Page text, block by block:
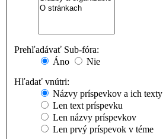
Prehľadávať Sub-fóra:
Áno
Nie
Hľadať vnútri:
Názvy príspevkov a ich texty
Len text príspevku
Len názvy príspevkov
Len prvý príspevok v téme